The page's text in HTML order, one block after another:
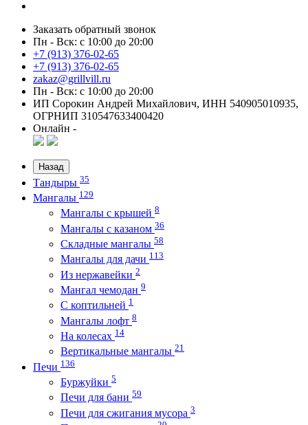
Заказать обратный звонок
Пн - Вск: с 10:00 до 20:00
+7 (913) 376-02-65
+7 (913) 376-02-65
zakaz@grillvill.ru
Пн - Вск: с 10:00 до 20:00
ИП Сорокин Андрей Михайлович, ИНН 540905010935,
ОГРНИП 310547633400420
Онлайн -
Назад
Тандыры 35
Мангалы 129
Мангалы с крышей 8
Мангалы с казаном 36
Складные мангалы 58
Мангалы для дачи 113
Из нержавейки 2
Мангал чемодан 9
С коптильней 1
Мангалы лофт 8
На колесах 14
Вертикальные мангалы 21
Печи 136
Буржуйки 5
Печи для бани 59
Печи для сжигания мусора 3